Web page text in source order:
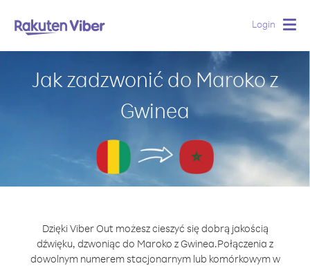
Login
Jak zadzwonić do Maroko z
Gwinea
Dzięki Viber Out możesz cieszyć się dobrą jakością
dźwięku, dzwoniąc do Maroko z Gwinea.Połączenia z
dowolnym numerem stacjonarnym lub komórkowym w